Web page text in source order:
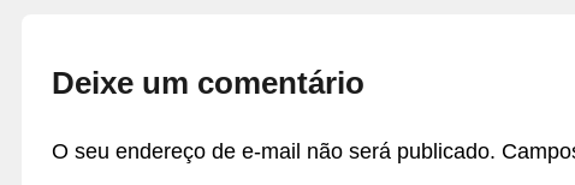
Deixe um comentário
O seu endereço de e-mail não será publicado.